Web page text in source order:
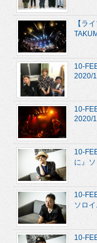
【ラ
10-
2020/
10-
2020/
10-
に』
10-
ソロイ
10-